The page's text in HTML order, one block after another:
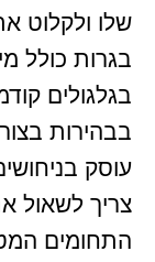
שלו ולקלוט
בגרות כולל
בגלגולים
בבהירות
עוסק
צריך לשאול
התחומים